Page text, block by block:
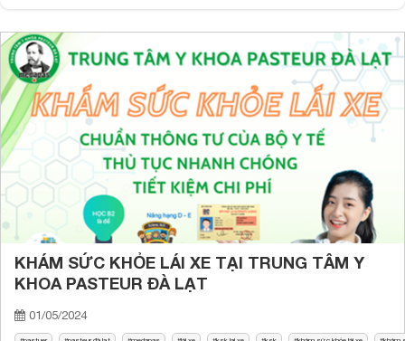
KHÁM SỨC KHỎE LÁI XE TẠI TRUNG TÂM Y
KHOA PASTEUR ĐÀ LẠT
01/05/2024